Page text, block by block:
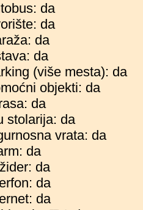
da
da
da
da
(više mesta): da
objekti: da
da
stolarija: da
vrata: da
da
da
da
da